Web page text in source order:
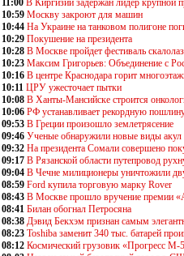
11:00 В Киргизии задержан лидер крупной
10:59 Москву закроют для машин
10:44 На Украине на танковом полигоне
10:29 Покушение на президента
10:28 В Москве пройдет фестиваль
10:23 Максим Григорьев: Объединение с
10:16 В центре Краснодара горит
10:11 ЦРУ ужесточает пытки
10:08 В Ханты-Мансийске строится
10:06 РФ устанавливает рекордную
09:53 В Греции произошло землетрясение
09:46 Ученые обнаружили новые виды акул
09:32 На президента Сомали совершено
09:17 В Рязанской области путепровод
09:04 В Чечне милиционеры уничтожили
08:59 Ford купила торговую марку Rover
08:43 В Москве прошло вручение премии
08:41 Билан обогнал Петросяна
08:38 Дэвид Бекхэм признан самым
08:23 Toshiba заменит 340 тыс. батарей
08:12 Космический грузовик «Прогресс М-